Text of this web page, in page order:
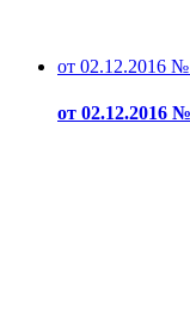
от 02.12.2016
от 02.12.2016